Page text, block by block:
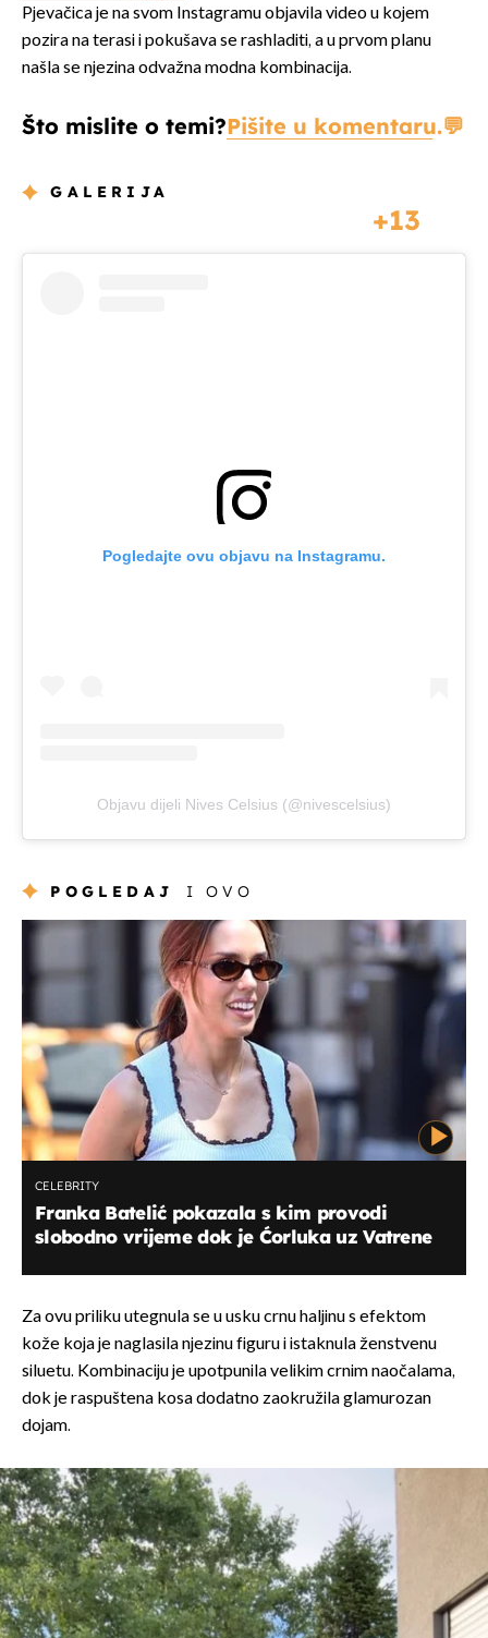
Pjevačica je na svom Instagramu objavila video u kojem
pozira na terasi i pokušava se rashladiti, a u prvom planu
našla se njezina odvažna modna kombinacija.
Što mislite o temi?Pišite u komentaru.
GALERIJA
13
Pogledajte ovu objavu na Instagramu.
Objavu dijeli Nives Celsius (@nivescelsius)
POGLEDAJ I OVO
CELEBRITY
Franka Batelić pokazala s kim provodi
slobodno vrijeme dok je Ćorluka uz Vatrene
Za ovu priliku utegnula se u usku crnu haljinu s efektom
kože koja je naglasila njezinu figuru i istaknula ženstvenu
siluetu. Kombinaciju je upotpunila velikim crnim naočalama,
dok je raspuštena kosa dodatno zaokružila glamurozan
dojam.